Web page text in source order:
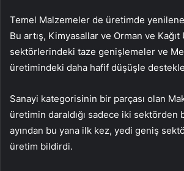
Temel Malzemeler de üretimde
Bu artış, Kimyasallar ve Orman ve
sektörlerindeki taze genişlemeler ve
üretimindeki daha hafif düşüşle
Sanayi kategorisinin bir parçası olan
üretimin daraldığı sadece iki sektörden
ayından bu yana ilk kez, yedi geniş
üretim bildirdi.